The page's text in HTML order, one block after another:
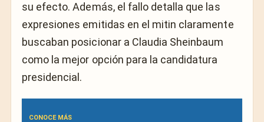
su efecto. Además, el fallo detalla que las
expresiones emitidas en el mitin claramente
buscaban posicionar a Claudia Sheinbaum
como la mejor opción para la candidatura
presidencial.
CONOCE MÁS